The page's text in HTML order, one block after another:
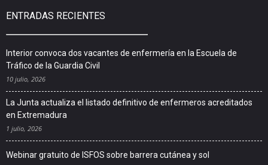
ENTRADAS RECIENTES
Interior convoca dos vacantes de enfermería en la Escuela de
Tráfico de la Guardia Civil
10 julio, 2026
La Junta actualiza el listado definitivo de enfermeros acreditados
en Extremadura
1 julio, 2026
Webinar gratuito de ISFOS sobre barrera cutánea y sol